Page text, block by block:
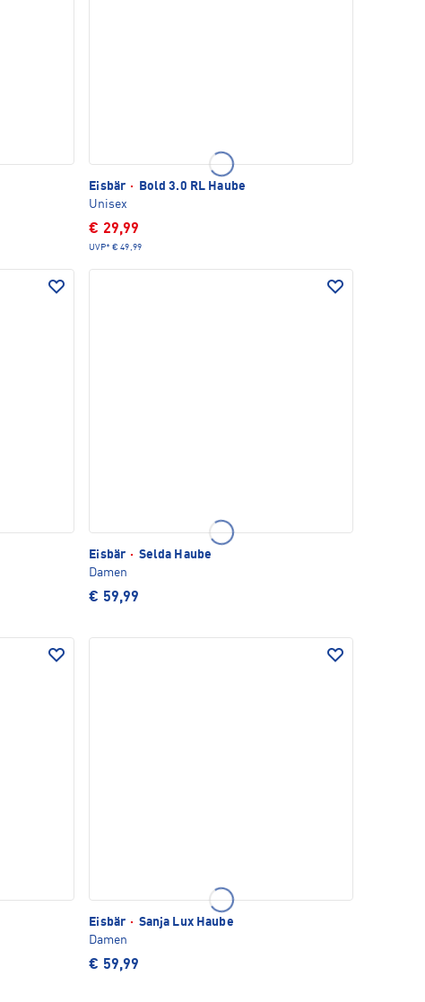
Eisbär ·
Bold 3.0 RL Haube
Unisex
€ 29,99
UVP* € 49,99
Eisbär · Selda Haube
Damen
€ 59,99
Eisbär · Sanja Lux Haube
Damen
€ 59,99